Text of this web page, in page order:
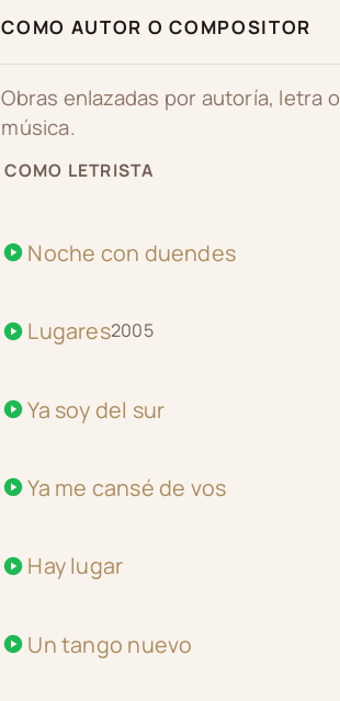
COMO AUTOR O COMPOSITOR
Obras enlazadas por autoría, letra o
música.
COMO LETRISTA
Noche con duendes
Lugares2005
Ya soy del sur
Ya me cansé de vos
Hay lugar
Un tango nuevo